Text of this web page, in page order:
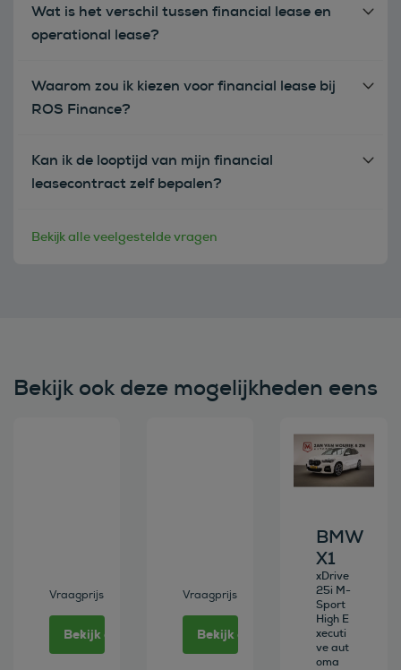
Wat is het verschil tussen financial lease en
operational lease?
Waarom zou ik kiezen voor financial lease bij
ROS Finance?
Kan ik de looptijd van mijn financial
leasecontract zelf bepalen?
Bekijk alle veelgestelde vragen
Bekijk ook deze mogelijkheden eens
Vraagprijs
Bekijk deze auto
Vraagprijs
Bekijk deze auto
Bekijk deze
BMW
X1
xDrive
25i M-
Sport
High E
xecuti
ve aut
oma